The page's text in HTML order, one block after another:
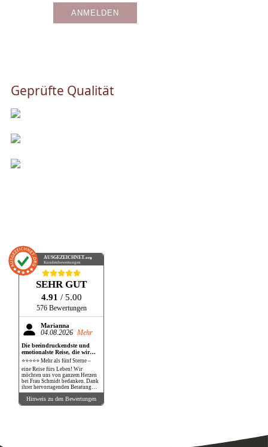
Geprüfte Qualität
AUSGEZEICHNET.org
Kundenbewertungen
SEHR GUT
4.91 / 5.00
576 Bewertungen
Marianna
04.08.2026 Mehr
Die beeindruckendste und
emotionalste Reise, die wir
bisher gemacht haben!
⭐⭐⭐⭐⭐ Mehr als fünf Sterne –
eine Reise fürs Leben! Wir
möchten uns von ganzem Herzen
bei Frau Schmidt bedanken. Dank
ihrer hervorragenden Beratung
und perfekten Organisation
durften wir eine Reise erleben, die
unsere Erwartungen in jeder
Hinweis zu den Bewertungen